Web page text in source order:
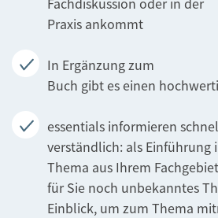
Praxis ankommt
In Ergänzung zum
Buch gibt es einen
essentials informieren
verständlich: als Einführung
Thema aus Ihrem
für Sie noch unbekanntes
Einblick, um zum Thema